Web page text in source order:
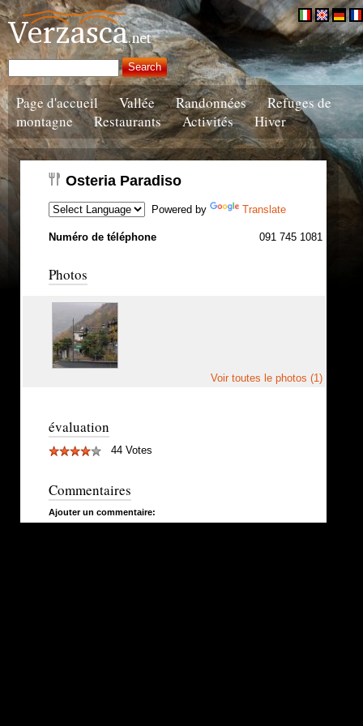
Page d'accueil Vallée Randonnées
Refuges de
montagne
Restaurants Activités Hiver
Osteria Paradiso
Powered by Translate
Numéro de téléphone 091 745 1081
Photos
Voir toutes le photos (1)
évaluation
44 Votes
Commentaires
Ajouter un commentaire: